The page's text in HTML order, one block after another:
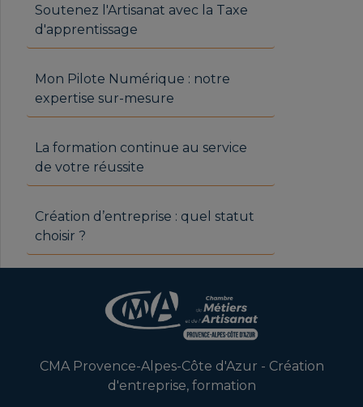
Soutenez l'Artisanat avec la Taxe
d'apprentissage
Mon Pilote Numérique : notre
expertise sur-mesure
La formation continue au service
de votre réussite
Création d’entreprise : quel statut
choisir ?
CMA Provence-Alpes-Côte d'Azur - Création
d'entreprise, formation